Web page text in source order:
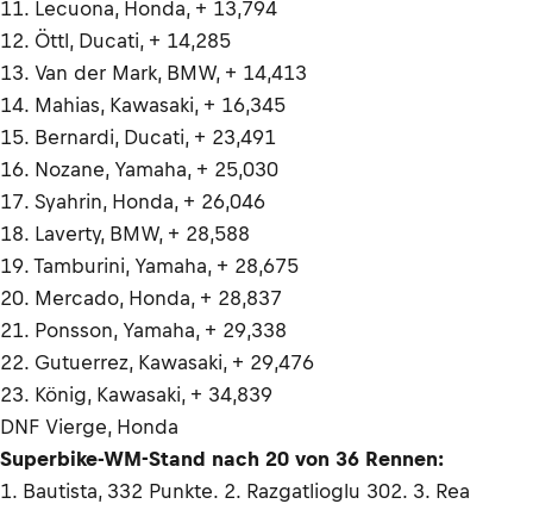
11. Lecuona, Honda, + 13,794
12. Öttl, Ducati, + 14,285
13. Van der Mark, BMW, + 14,413
14. Mahias, Kawasaki, + 16,345
15. Bernardi, Ducati, + 23,491
16. Nozane, Yamaha, + 25,030
17. Syahrin, Honda, + 26,046
18. Laverty, BMW, + 28,588
19. Tamburini, Yamaha, + 28,675
20. Mercado, Honda, + 28,837
21. Ponsson, Yamaha, + 29,338
22. Gutuerrez, Kawasaki, + 29,476
23. König, Kawasaki, + 34,839
DNF Vierge, Honda
Superbike-WM-Stand nach 20 von 36 Rennen:
1. Bautista, 332 Punkte. 2. Razgatlioglu 302. 3. Rea